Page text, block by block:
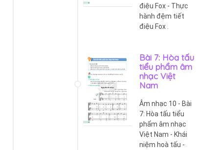
điệu Fox - Thực
hành đệm tiết
điệu Fox .
Bài 7: Hòa tấu
tiểu phẩm âm
nhạc Việt
Nam
Âm nhạc 10 - Bài
7: Hòa tấu tiểu
phẩm âm nhạc
Việt Nam - Khái
niệm hoà tấu -